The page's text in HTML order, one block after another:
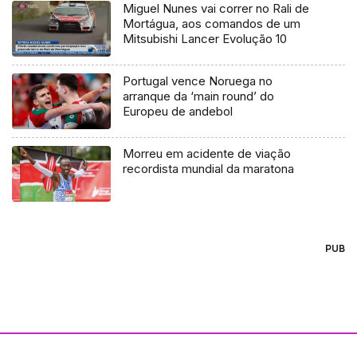
Miguel Nunes vai correr no Rali de
Mortágua, aos comandos de um
Mitsubishi Lancer Evolução 10
Portugal vence Noruega no
arranque da ‘main round’ do
Europeu de andebol
Morreu em acidente de viação
recordista mundial da maratona
PUB